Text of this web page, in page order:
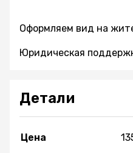
Оформляем вид на
Юридическая
Детали
Цена